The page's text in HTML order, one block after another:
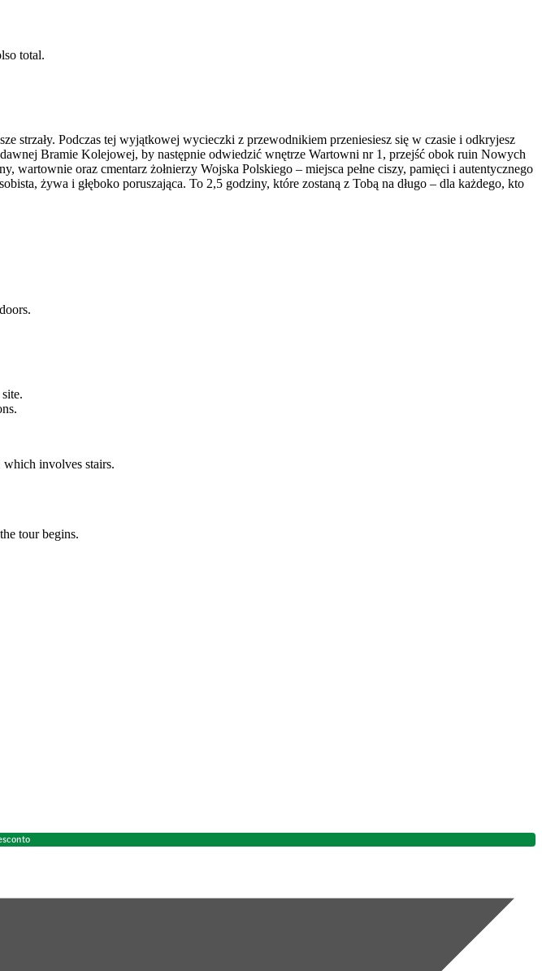
total.
strzały. Podczas tej wyjątkowej wycieczki z przewodnikiem przeniesiesz się w czasie i odkryjesz
Bramie Kolejowej, by następnie odwiedzić wnętrze Wartowni nr 1, przejść obok ruin Nowych
oraz cmentarz żołnierzy Wojska Polskiego – miejsca pełne ciszy, pamięci i autentycznego
żywa i głęboko poruszająca. To 2,5 godziny, które zostaną z Tobą na długo – dla każdego, kto
which involves stairs.
tour begins.